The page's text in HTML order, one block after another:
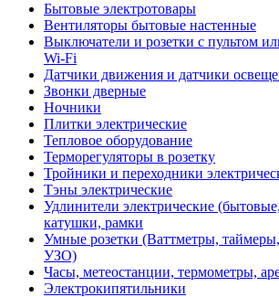
Бытовые электротовары
Вентиляторы бытовые настенные
Выключатели и розетки с пультом
Wi-Fi
Датчики движения и датчики
Звонки дверные
Ночники
Плитки электрические
Тепловое оборудование
Терморегуляторы в розетку
Тройники и переходники
Тэны электрические
Удлинители электрические
катушки, рамки
Умные розетки (Ваттметры,
УЗО)
Часы, метеостанции, термометры,
Электрокипятильники